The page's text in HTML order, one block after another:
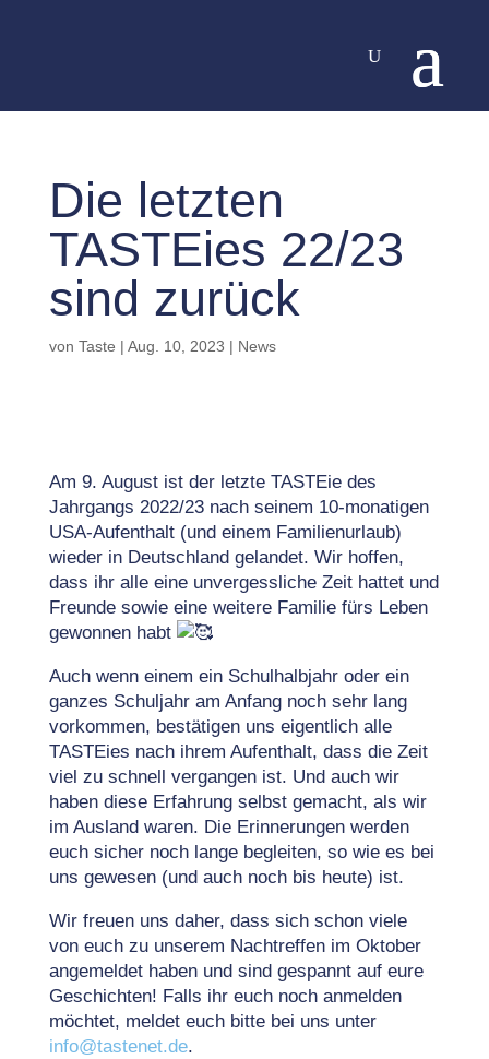
Die letzten
TASTEies 22/23
sind zurück
von Taste | Aug. 10, 2023 | News
Am 9. August ist der letzte TASTEie des
Jahrgangs 2022/23 nach seinem 10-monatigen
USA-Aufenthalt (und einem Familienurlaub)
wieder in Deutschland gelandet. Wir hoffen,
dass ihr alle eine unvergessliche Zeit hattet und
Freunde sowie eine weitere Familie fürs Leben
gewonnen habt
Auch wenn einem ein Schulhalbjahr oder ein
ganzes Schuljahr am Anfang noch sehr lang
vorkommen, bestätigen uns eigentlich alle
TASTEies nach ihrem Aufenthalt, dass die Zeit
viel zu schnell vergangen ist. Und auch wir
haben diese Erfahrung selbst gemacht, als wir
im Ausland waren. Die Erinnerungen werden
euch sicher noch lange begleiten, so wie es bei
uns gewesen (und auch noch bis heute) ist.
Wir freuen uns daher, dass sich schon viele
von euch zu unserem Nachtreffen im Oktober
angemeldet habenund sind gespannt auf eure
Geschichten! Falls ihr euch noch anmelden
möchtet, meldet euch bitte bei uns unter
info@tastenet.de.